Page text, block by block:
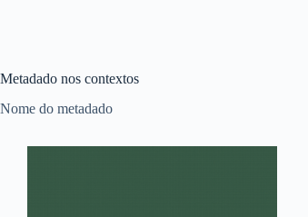
Metadado nos contextos
Nome do metadado